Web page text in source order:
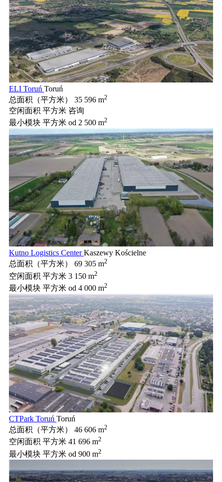
ELI Toruń Toruń
总面积（平方米）
35 596 m2
空闲面积 平方米 咨询
最小模块 平方米 od 2 500 m2
Kutno Logistics CenterKaszewy Kościelne
总面积（平方米）
69 305 m2
空闲面积 平方米 3 150 m2
最小模块 平方米 od 4 000 m2
CTPark Toruń Toruń
总面积（平方米）
46 606 m2
空闲面积 平方米 41 696 m2
最小模块 平方米 od 900 m2